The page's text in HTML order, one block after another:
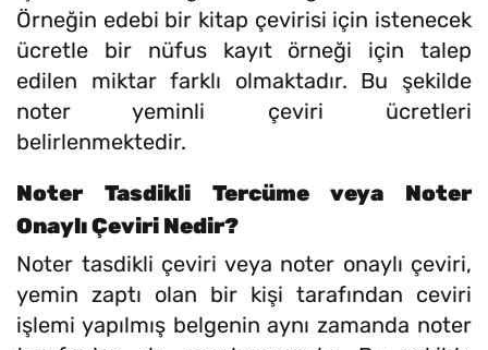
Örneğin edebi bir kitap çevirisi için istenecek
ücretle bir nüfus kayıt örneği için talep
edilen miktar farklı olmaktadır. Bu şekilde
noter yeminli çeviri ücretleri
belirlenmektedir.
Noter Tasdikli Tercüme veya Noter
Onaylı Çeviri Nedir?
Noter tasdikli çeviri veya noter onaylı çeviri,
yemin zaptı olan bir kişi tarafından ceviri
işlemi yapılmış belgenin aynı zamanda noter